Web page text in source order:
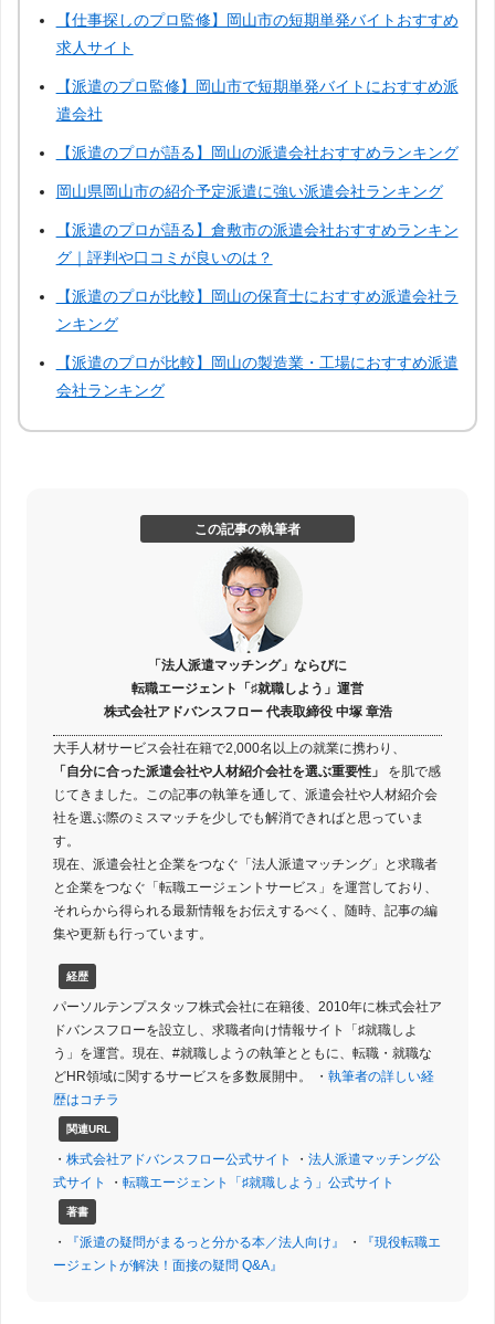
愛媛 高知 佐賀
熊本 大分 宮崎 鹿児島
沖縄
【仕事探しのプロ監修】岡山市の短期単発バイトおすすめ
求人サイト
【派遣のプロ監修】岡山市で短期単発バイトにおすすめ派
遣会社
【派遣のプロが語る】岡山の派遣会社おすすめランキング
岡山県岡山市の紹介予定派遣に強い派遣会社ランキング
【派遣のプロが語る】倉敷市の派遣会社おすすめランキン
グ｜評判や口コミが良いのは？
【派遣のプロが比較】岡山の保育士におすすめ派遣会社ラ
ンキング
【派遣のプロが比較】岡山の製造業・工場におすすめ派遣
会社ランキング
この記事の執筆者
「法人派遣マッチング」ならびに
転職エージェント「♯就職しよう」運営
株式会社アドバンスフロー 代表取締役 中塚 章浩
大手人材サービス会社在籍で2,000名以上の就業に携わり、
「自分に合った派遣会社や人材紹介会社を選ぶ重要性」
を肌で感
じてきました。この記事の執筆を通して、派遣会社や人材紹介会
社を選ぶ際のミスマッチを少しでも解消できればと思っていま
す。
現在、派遣会社と企業をつなぐ「法人派遣マッチング」と求職者
と企業をつなぐ「転職エージェントサービス」を運営しており、
それらから得られる最新情報をお伝えするべく、随時、記事の編
集や更新も行っています。
経歴
パーソルテンプスタッフ株式会社に在籍後、2010年に株式会社ア
ドバンスフローを設立し、求職者向け情報サイト「♯就職しよ
う」を運営。現在、#就職しようの執筆とともに、転職・就職な
どHR領域に関するサービスを多数展開中。 ・ 執筆者の詳しい経
歴はコチラ
関連URL
・ 株式会社アドバンスフロー公式サイト ・ 法人派遣マッチング公
式サイト
・ 転職エージェント「♯就職しよう」公式サイト
著書
・ 『派遣の疑問がまるっと分かる本／法人向け』 ・
『現役転職エ
ージェントが解決！面接の疑問 Q&A』